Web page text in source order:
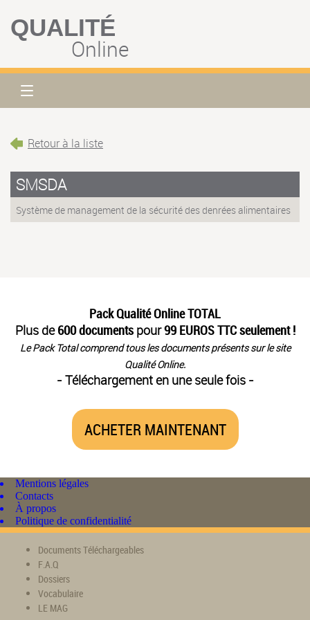
QUALITÉ
Online
Retour à la liste
SMSDA
Système de management de la sécurité des denrées alimentaires
Pack Qualité Online TOTAL
Plus de600 documentspour99 EUROS TTC seulement !
Le Pack Total comprend tous les documents présents sur le site
Qualité Online.
- Téléchargement en une seule fois -
ACHETER MAINTENANT
Mentions légales
Contacts
À propos
Politique de confidentialité
Documents Téléchargeables
F.A.Q
Dossiers
Vocabulaire
LE MAG